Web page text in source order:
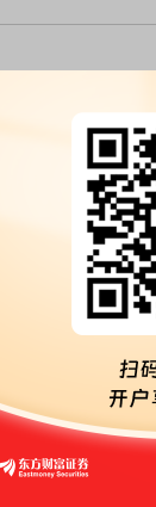
股东户数
增减
647
661
2743
-917
-707
3966
17976
1364
15738